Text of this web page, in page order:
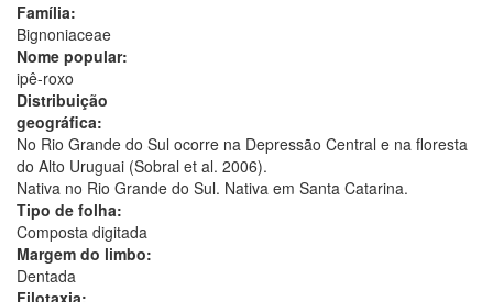
Família:
Bignoniaceae
Nome popular:
ipê-roxo
Distribuição
geográfica:
No Rio Grande do Sul ocorre na Depressão Central e na floresta
do Alto Uruguai (Sobral et al. 2006).
Nativa no Rio Grande do Sul. Nativa em Santa Catarina.
Tipo de folha:
Composta digitada
Margem do limbo:
Dentada